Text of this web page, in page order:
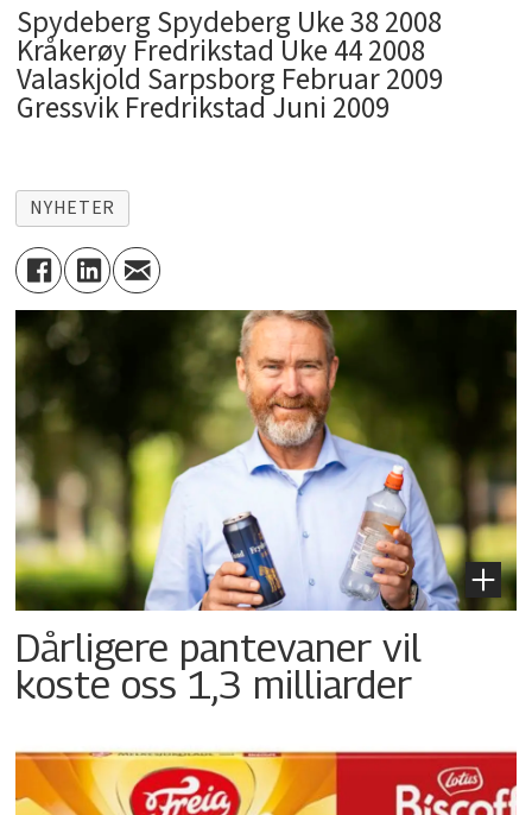
Spydeberg Spydeberg Uke 38 2008
Kråkerøy Fredrikstad Uke 44 2008
Valaskjold Sarpsborg Februar 2009
Gressvik Fredrikstad Juni 2009
NYHETER
Dårligere pantevaner vil
koste oss 1,3 milliarder